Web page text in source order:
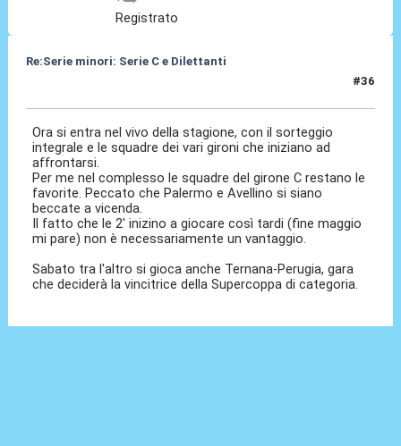
Registrato
Re:Serie minori: Serie C e Dilettanti
#36
Ora si entra nel vivo della stagione, con il sorteggio
integrale e le squadre dei vari gironi che iniziano ad
affrontarsi.
Per me nel complesso le squadre del girone C restano le
favorite. Peccato che Palermo e Avellino si siano
beccate a vicenda.
Il fatto che le 2' inizino a giocare così tardi (fine maggio
mi pare) non è necessariamente un vantaggio.
Sabato tra l'altro si gioca anche Ternana-Perugia, gara
che deciderà la vincitrice della Supercoppa di categoria.